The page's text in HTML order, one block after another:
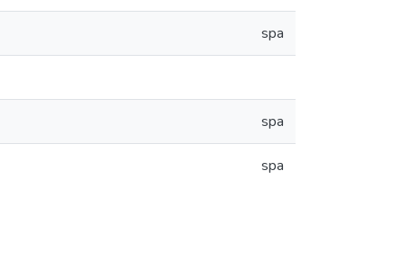
spa
spa
spa